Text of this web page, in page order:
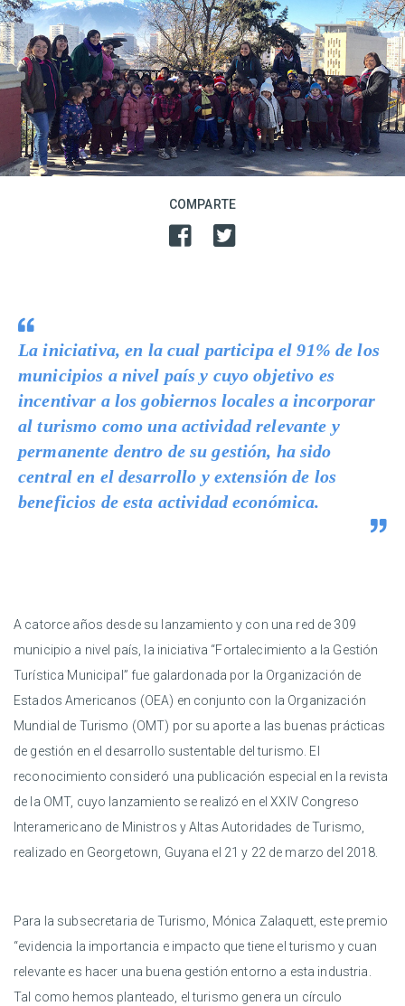
COMPARTE
La iniciativa, en la cual participa el 91% de los
municipios a nivel país y cuyo objetivo es
incentivar a los gobiernos locales a incorporar
al turismo como una actividad relevante y
permanente dentro de su gestión, ha sido
central en el desarrollo y extensión de los
beneficios de esta actividad económica.
A catorce años desde su lanzamiento y con una red de 309
municipio a nivel país, la iniciativa “Fortalecimiento a la Gestión
Turística Municipal” fue galardonada por la Organización de
Estados Americanos (OEA) en conjunto con la Organización
Mundial de Turismo (OMT) por su aporte a las buenas prácticas
de gestión en el desarrollo sustentable del turismo. El
reconocimiento consideró una publicación especial en la revista
de la OMT, cuyo lanzamiento se realizó en el XXIV Congreso
Interamericano de Ministros y Altas Autoridades de Turismo,
realizado en Georgetown, Guyana el 21 y 22 de marzo del 2018.
Para la subsecretaria de Turismo, Mónica Zalaquett, este premio
“evidencia la importancia e impacto que tiene el turismo y cuan
relevante es hacer una buena gestión entorno a esta industria.
Tal como hemos planteado, el turismo genera un círculo